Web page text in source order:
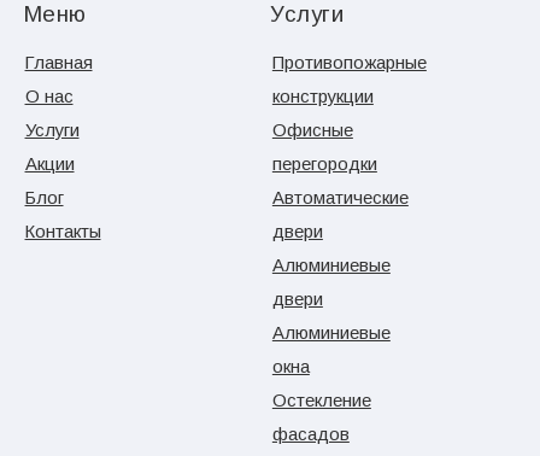
Меню
Главная
О нас
Услуги
Акции
Блог
Контакты
Услуги
Противопожарные
конструкции
Офисные
перегородки
Автоматические
двери
Алюминиевые
двери
Алюминиевые
окна
Остекление
фасадов